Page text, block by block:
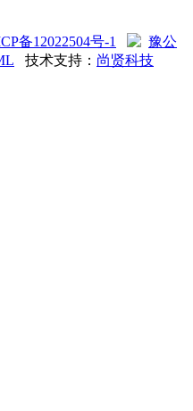
备12022504号-1
豫公
技术支持： 尚贤科技